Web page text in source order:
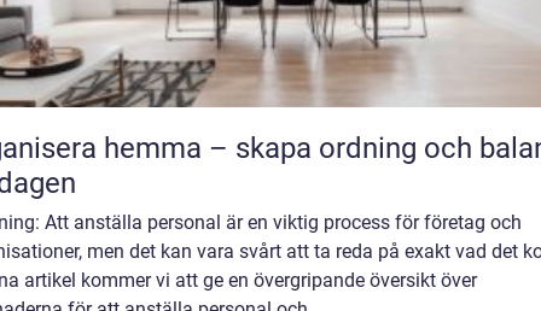
hemma – skapa ordning och
Att anställa personal är en viktig process för företag och
men det kan vara svårt att ta reda på exakt vad det
artikel kommer vi att ge en övergripande översikt över